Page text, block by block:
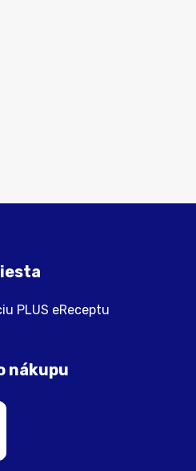
PLUS eReceptu
nákupu